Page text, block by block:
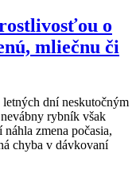
o
mliečnu či
dní neskutočným
rybník však
zmena počasia,
chyba v dávkovaní